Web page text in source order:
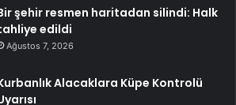
şehir resmen haritadan silindi: Halk
edildi
Ağustos 7, 2026
Alacaklara Küpe Kontrolü